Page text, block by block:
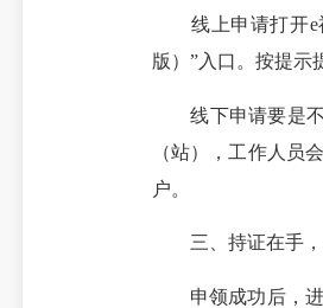
线上申请打开e福
版）”入口。按提示
线下申请要是不
（站），工作人员
户。
三、持证在手，
申领成功后，进入